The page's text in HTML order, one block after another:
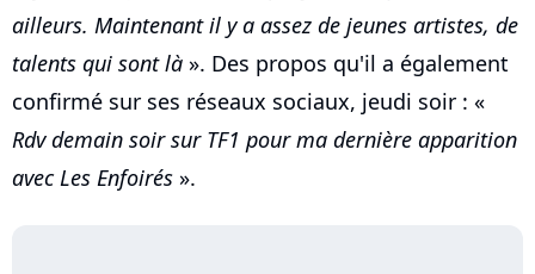
ailleurs. Maintenant il y a assez de jeunes artistes, de
talents qui sont là ». Des propos qu'il a également
confirmé sur ses réseaux sociaux, jeudi soir : «
Rdv demain soir sur TF1 pour ma dernière apparition
avec Les Enfoirés ».